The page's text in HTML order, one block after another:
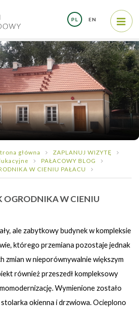
PL EN
główna
ZAPLANUJ WIZYTĘ
PAŁACOWY BLOG
W CIENIU PAŁACU
OGRODNIKA W CIENIU
ale zabytkowy budynek w kompleksie
którego przemiana pozostaje jednak
zmian w nieporównywalnie większym
również przeszedł kompleksowy
Wymienione zostało
okienna i drzwiowa. Ocieplono